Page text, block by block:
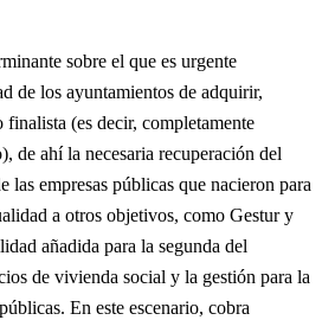
sobre el que es urgente
de los ayuntamientos de adquirir,
finalista (es decir, completamente
de ahí la necesaria recuperación del
las empresas públicas que nacieron para
a otros objetivos, como Gestur y
añadida para la segunda del
de vivienda social y la gestión para la
En este escenario, cobra